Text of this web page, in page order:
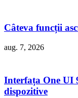
Câteva funcții
aug. 7, 2026
Interfața One UI
dispozitive